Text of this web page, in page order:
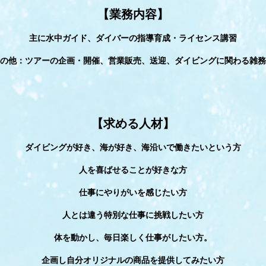
【業務内容】
主に水中ガイド、ダイバーの指導育成・ライセンス講習
他：ツアーの企画・開催、営業販売、送迎、ダイビングに関わる雑
【求める人材】
ダイビングが好き、海が好き、海沿いで働きたいという方
人を喜ばせることが好きな方
仕事にやりがいを感じたい方
人とは違う特別な仕事に挑戦したい方
体を動かし、毎日楽しく仕事がしたい方。
企画し自分オリジナルの商品を提供してみたい方